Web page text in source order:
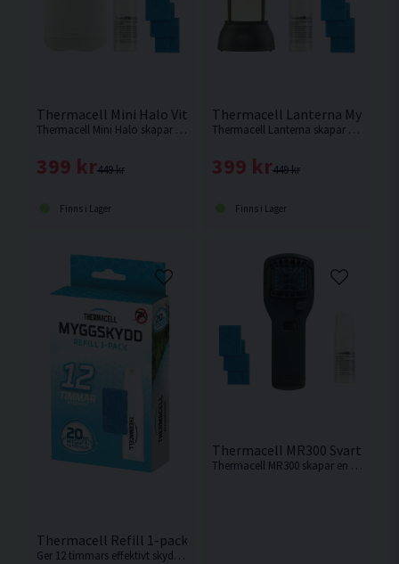
Thermacell Mini Halo Vit Mygg- & Knottskydd
Thermacell Mini Halo skapar en skyddszon på 20m². Ger 12 timmars skydd.
449 kr
399 kr
Finns i Lager
Thermacell Lanterna Mygg-
Thermacell Lanterna skapar en skyddszon på 20m². Ger 12 timmars skydd.
449 kr
399 kr
Finns i Lager
Thermacell Refill 1-pack 12h Skydd
Ger 12 timmars effektivt skydd. Refill att använda till Thermacell mygg- och knottskydd.
Thermacell MR300 Svart
Thermacell MR300 skapar en skyddszon på 20m². Ger 12 timmars skydd.